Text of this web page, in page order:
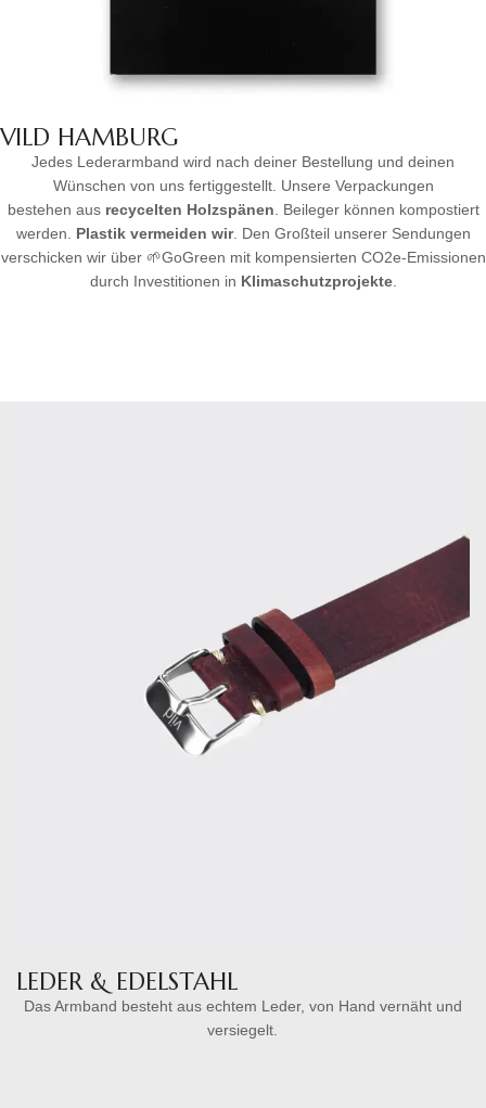
VILD HAMBURG
Jedes Lederarmband wird nach deiner Bestellung und deinen
Wünschen von uns fertiggestellt. Unsere Verpackungen
bestehen aus recycelten Holzspänen . Beileger können kompostiert
werden. Plastik vermeiden wir. Den Großteil unserer Sendungen
verschicken wir über 🌱GoGreen mit kompensierten CO2e-Emissionen
durch Investitionen in Klimaschutzprojekte.
LEDER & EDELSTAHL
Das Armband besteht aus echtem Leder, von Hand vernäht und
versiegelt.